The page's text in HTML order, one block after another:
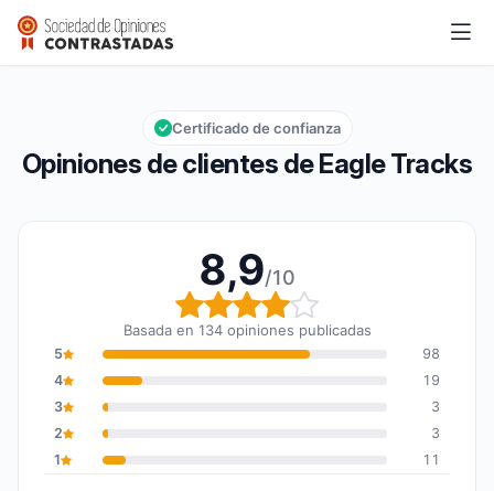
Eagle Tracks
Calificación global: 8,9 de 10
8,9/10
Opiniones de clientes de Eagle Tracks
Certificado de confianza
8,9/10
Calificación global: 8,9
Basada en 134 opiniones publicadas
5
98
4
19
3
3
2
3
1
11